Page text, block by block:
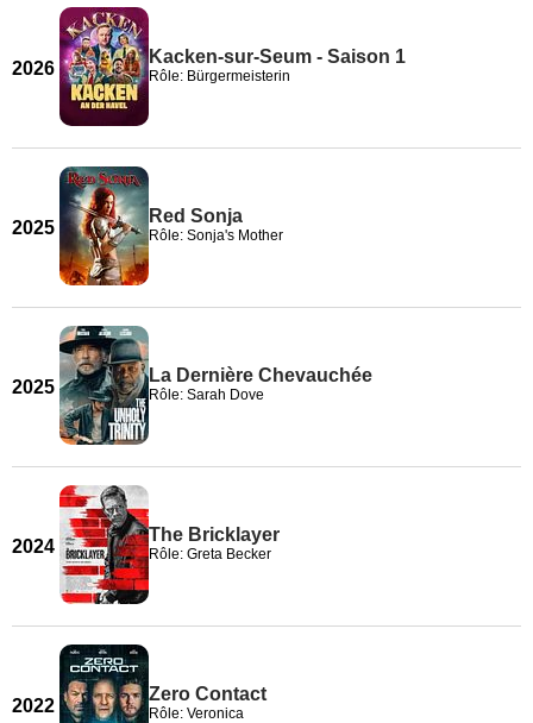
2026
Kacken-sur-Seum - Saison 1
Rôle: Bürgermeisterin
2025
Red Sonja
Rôle: Sonja's Mother
2025
La Dernière Chevauchée
Rôle: Sarah Dove
2024
The Bricklayer
Rôle: Greta Becker
2022
Zero Contact
Rôle: Veronica